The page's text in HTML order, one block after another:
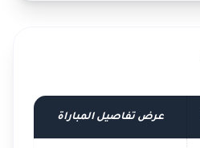
عرض تفاصيل المباراة